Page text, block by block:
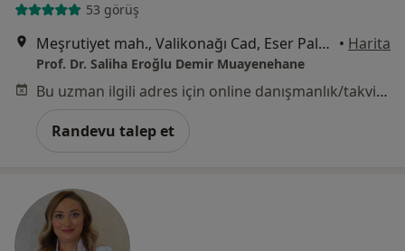
53 görüş
Meşrutiyet mah., Valikonağı Cad, Eser Palas apt No: 125 D 11 Şişli, Şişli • Harita
Prof. Dr. Saliha Eroğlu Demir Muayenehane
Bu uzman ilgili adres için online danışmanlık/takvim sunmuyor.
Randevu talep et